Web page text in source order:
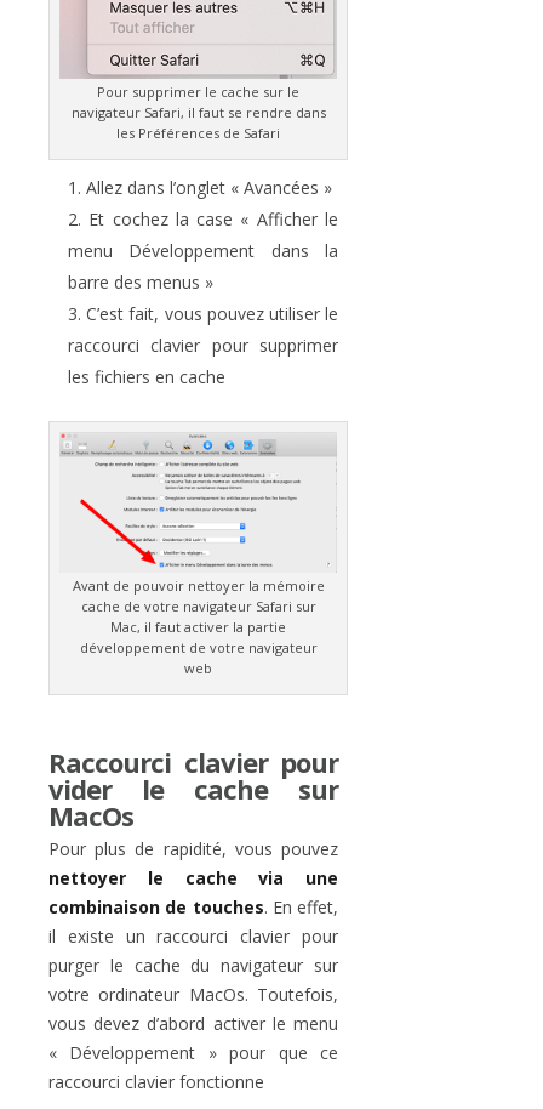
Pour supprimer le cache sur le
navigateur Safari, il faut se rendre dans
les Préférences de Safari
Allez dans l’onglet « Avancées »
Et cochez la case « Afficher le
menu Développement dans la
barre des menus »
C’est fait, vous pouvez utiliser le
raccourci clavier pour supprimer
les fichiers en cache
Avant de pouvoir nettoyer la mémoire
cache de votre navigateur Safari sur
Mac, il faut activer la partie
développement de votre navigateur
web
Raccourci clavier pour
vider le cache sur
MacOs
Pour plus de rapidité, vous pouvez
nettoyer le cache via une
combinaison de touches. En effet,
il existe un raccourci clavier pour
purger le cache du navigateur sur
votre ordinateur MacOs. Toutefois,
vous devez d’abord activer le menu
« Développement » pour que ce
raccourci clavier fonctionne